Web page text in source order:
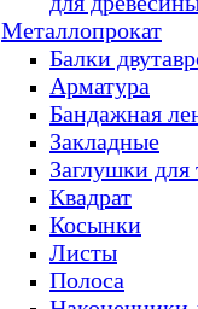
Металлопрокат
Балки
Арматура
Бандажная
Закладные
Заглушки для
Квадрат
Косынки
Листы
Полоса